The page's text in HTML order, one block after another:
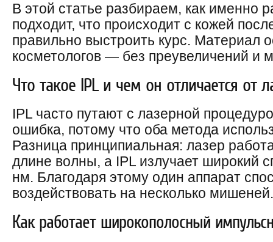
В этой статье разбираем, как именно
подходит, что происходит с кожей
правильно выстроить курс. Материал
косметологов — без преувеличений и
Что такое IPL и чем он отличается от
IPL часто путают с лазерной
ошибка, потому что оба метода
Разница принципиальная: лазер
длине волны, а IPL излучает широкий
нм. Благодаря этому один аппарат
воздействовать на несколько мишеней.
Как работает широкополосный